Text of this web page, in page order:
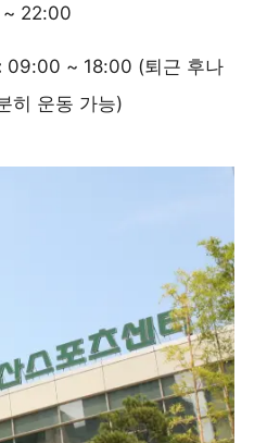
22:00
09:00 ~ 18:00 (퇴근 후나
히 운동 가능)